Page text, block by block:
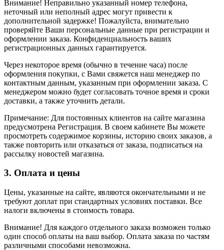
Внимание! Неправильно указанный номер телефона,
неточный или неполный адрес могут привести к
дополнительной задержке! Пожалуйста, внимательно
проверяйте Ваши персональные данные при регистрации и
оформлении заказа. Конфиденциальность ваших
регистрационных данных гарантируется.
Через некоторое время (обычно в течение часа) после
оформления покупки, с Вами свяжется наш менеджер по
контактным данным, указанным при оформлении заказа. С
менеджером можно будет согласовать точное время и сроки
доставки, а также уточнить детали.
Примечание: Для постоянных клиентов на сайте магазина
предусмотрена Регистрация. В своем кабинете Вы можете
просмотреть содержимое корзины, историю своих заказов, а
также повторить или отказаться от заказа, подписаться на
рассылку новостей магазина.
3. Оплата и цены
Цены, указанные на сайте, являются окончательными и не
требуют доплат при стандартных условиях поставки. Все
налоги включены в стоимость товара.
Внимание! Для каждого отдельного заказа возможен только
один способ оплаты на ваш выбор. Оплата заказа по частям
различными способами невозможна.